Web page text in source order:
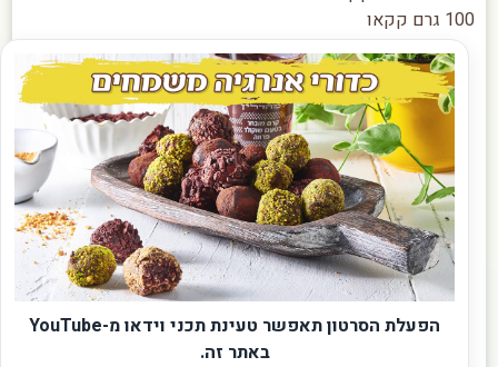
הפעלת הסרטון תאפשר טעינת תכני וידאו מ-YouTube
באתר זה.
100 גרם קקאו